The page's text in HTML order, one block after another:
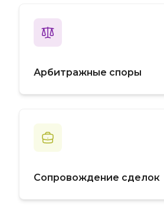
Арбитражные споры
Сопровождение сделок